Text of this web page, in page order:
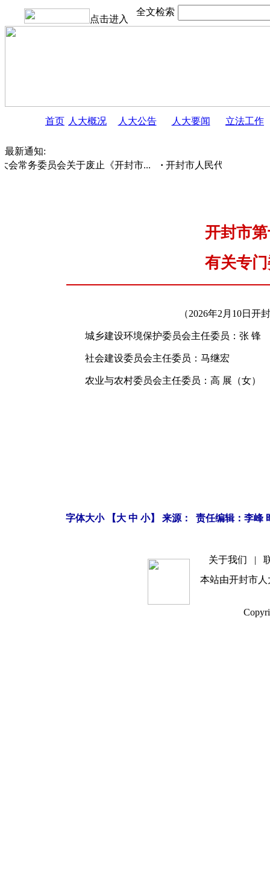
点击进入
全文检索
首页 人大概况 人大公告 人大要闻 立法工作
最新通知:
常务委员会关于废止《开封市...
开封市人民代表大会常务
开封市
有关专
（2026年2月10日开封
城乡建设环境保护委员会主任委员：张 锋
社会建设委员会主任委员：马继宏
农业与农村委员会主任委员：高 展（女）
字体大小 【大 中 小】 来源： 责任编辑：李峰
关于我们 |
本站由开封市